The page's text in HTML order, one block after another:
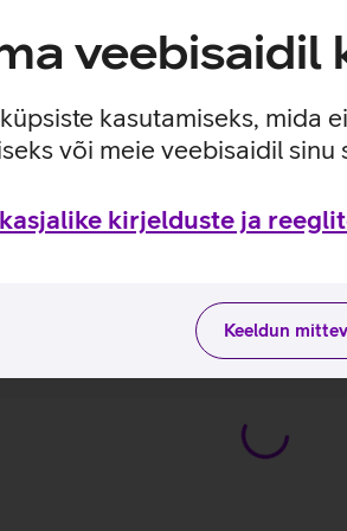
veebisaidil
kasutamiseks, mida
või meie veebisaidil sinu
kirjelduste ja
Keeldun
koos 4 GB põhimäluga.
toega.
abil.
tootja kodulehel